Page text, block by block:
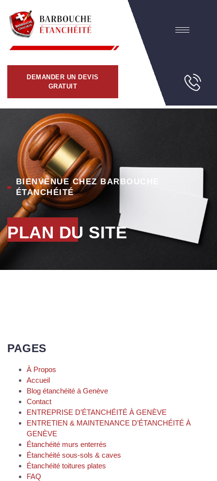
DEMANDER UN DEVIS
GRATUIT
BIENVENUE CHEZ BARBOUCHE
ÉTANCHÉITÉ
PLAN DU SITE
PAGES
À Propos
Accueil
Blog étanchéité à Genève
Contact
ENTREPRISE D’ÉTANCHÉITÉ À GENÈVE
ENTRETIEN & MAINTENANCE D’ÉTANCHÉITÉ À
GENÈVE
Étanchéité murs enterrés
Étanchéité sous-sols & caves
Étanchéité toitures plates
FAQ